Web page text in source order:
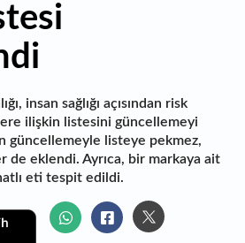
insan sağlığı açısından risk
ilişkin listesini güncellemeyi
güncellemeyle listeye pekmez,
de eklendi. Ayrıca, bir markaya ait
eti tespit edildi.